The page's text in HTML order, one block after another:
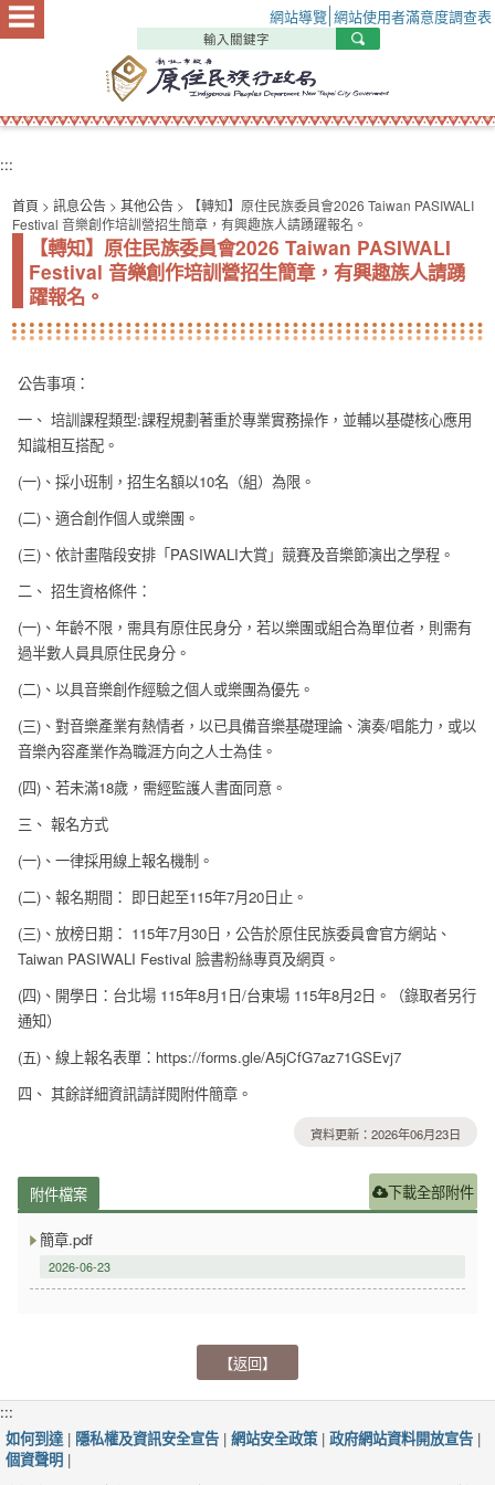
::: 網站導覽 網站使用者滿意度調查表
:::
首頁 > 訊息公告> 其他公告> 【轉知】原住民族委員會2026 Taiwan PASIWALI
Festival 音樂創作培訓營招生簡章，有興趣族人請踴躍報名。
【轉知】原住民族委員會2026 Taiwan PASIWALI
Festival 音樂創作培訓營招生簡章，有興趣族人請踴
躍報名。
公告事項：
一、 培訓課程類型:課程規劃著重於專業實務操作，並輔以基礎核心應用
知識相互搭配。
(一)、採小班制，招生名額以10名（組）為限。
(二)、適合創作個人或樂團。
(三)、依計畫階段安排「PASIWALI大賞」競賽及音樂節演出之學程。
二、 招生資格條件：
(一)、年齡不限，需具有原住民身分，若以樂團或組合為單位者，則需有
過半數人員具原住民身分。
(二)、以具音樂創作經驗之個人或樂團為優先。
(三)、對音樂產業有熱情者，以已具備音樂基礎理論、演奏/唱能力，或以
音樂內容產業作為職涯方向之人士為佳。
(四)、若未滿18歲，需經監護人書面同意。
三、 報名方式
(一)、一律採用線上報名機制。
(二)、報名期間： 即日起至115年7月20日止。
(三)、放榜日期： 115年7月30日，公告於原住民族委員會官方網站、
Taiwan PASIWALI Festival 臉書粉絲專頁及網頁。
(四)、開學日：台北場 115年8月1日/台東場 115年8月2日。（錄取者另行
通知）
(五)、線上報名表單：https://forms.gle/A5jCfG7az71GSEvj7
四、 其餘詳細資訊請詳閱附件簡章。
資料更新：2026年06月23日
附件檔案 下載全部附件
簡章.pdf
2026-06-23
【返回】
:::
如何到達 | 隱私權及資訊安全宣告 |網站安全政策|政府網站資料開放宣告 |
個資聲明 |